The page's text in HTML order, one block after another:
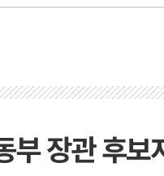
부 장관 후보